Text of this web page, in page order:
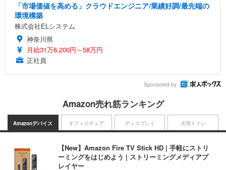
「市場価値を高める」クラウドエンジニア/業績好調/最先端の
環境構築
株式会社ELシステム
神奈川県
月給31万6,200円～58万円
正社員
Sponsored by
Amazon売れ筋ランキング
Amazonデバイス
【New】Amazon Fire TV Stick HD | 手軽にストリ
ーミングをはじめよう | ストリーミングメディアプ
レイヤー
オフィスチェア ディスプレイ 犬用トイレ